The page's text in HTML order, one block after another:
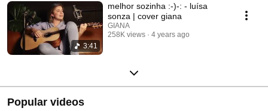
3:41
melhor sozinha :-)-: - luísa
sonza | cover giana
GIANA
258K views
4 years ago
Popular videos